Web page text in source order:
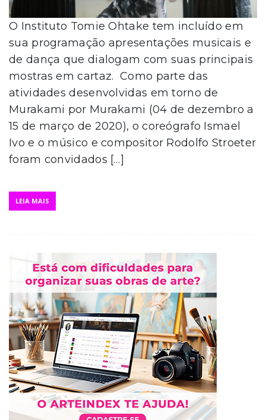
O Instituto Tomie Ohtake tem incluído em
sua programação apresentações musicais e
de dança que dialogam com suas principais
mostras em cartaz. Como parte das
atividades desenvolvidas em torno de
Murakami por Murakami (04 de dezembro a
15 de março de 2020), o coreógrafo Ismael
Ivo e o músico e compositor Rodolfo Stroeter
foram convidados […]
LEIA MAIS